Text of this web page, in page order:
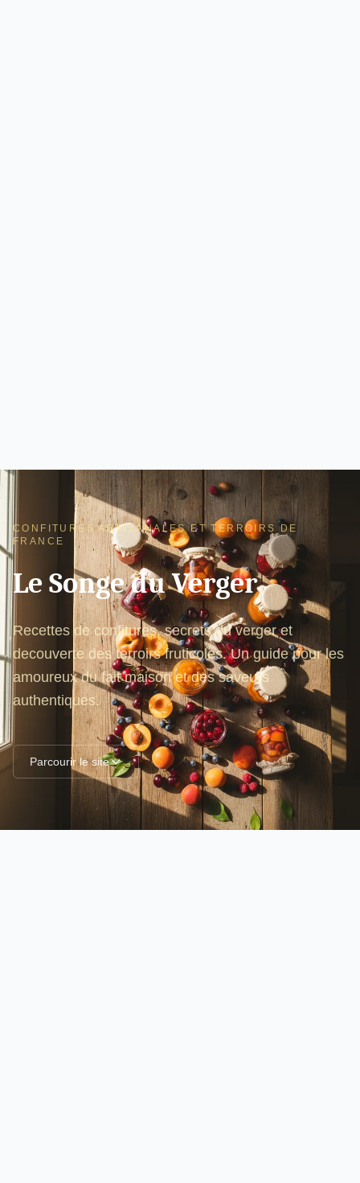
CONFITURES ARTISANALES ET TERROIRS DE
FRANCE
Le Songe du Verger
Recettes de confitures, secrets du verger et
decouverte des terroirs fruticoles. Un guide pour les
amoureux du fait maison et des saveurs
authentiques.
Parcourir le site